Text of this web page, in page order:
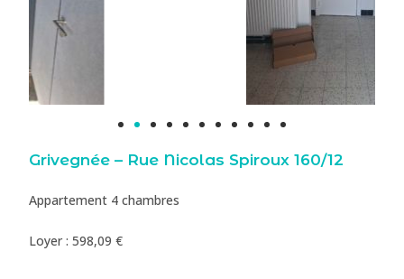
Grivegnée – Rue Nicolas Spiroux 160/12
Appartement 4 chambres
Loyer : 598,09 €